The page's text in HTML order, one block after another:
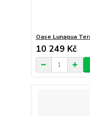
Oase Lunaqua
10 249 Kč